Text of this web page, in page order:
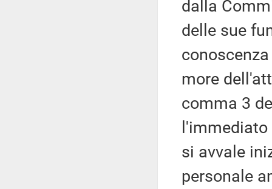
dalla
delle sue
more
comma 3
si avvale
personale